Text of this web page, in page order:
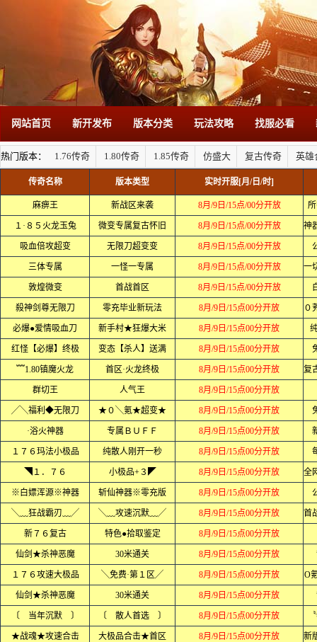
网站首页 新开发布 版本分类 玩法攻略 找服必看
热门版本： 1.76传奇 1.80传奇 1.85传奇 仿盛大 复古传奇 英雄
传奇名称 版本类型 实时开服[月/日/时]
麻痹王 新战区来袭 8月/9日/15点/00分开放
１·８５火龙玉兔 微变专属复古怀旧 8月/9日/15点/00分开放
吸血倍攻超变 无限刀超变变 8月/9日/15点/00分开放
三体专属 一怪一专属 8月/9日/15点/00分开放
敦煌微变 首战首区 8月/9日/15点/00分开放
殺神剑尊无限刀 零充毕业新玩法 8月/9日/15点00分开放
必爆●爱情吸血刀 新手村★狂爆大米 8月/9日/15点00分开放
红怪【必爆】终极 变态【杀人】送满 8月/9日/15点00分开放
﹌1.80镇魔火龙 首区·火龙终极 8月/9日/15点00分开放
群切王 人气王 8月/9日/15点00分开放
╱╲福利◆无限刀 ★０╲氪★超变★ 8月/9日/15点00分开放
·浴火神器 专属ＢＵＦＦ 8月/9日/15点00分开放
１７６玛法小极品 纯散人刚开一秒 8月/9日/15点00分开放
◥１．７６ 小极品+３◤ 8月/9日/15点00分开放
※白嫖浑源※神器 斩仙神器※零充版 8月/9日/15点00分开放
╲﹏狂战霸刃﹏╱ ╲﹏攻速沉默﹏╱ 8月/9日/15点00分开放
新７６复古 特色●拾取鉴定 8月/9日/15点00分开放
仙剑★杀神恶魔 30米通关 8月/9日/15点00分开放
１７６攻速大极品 ╲免费·第１区╱ 8月/9日/15点00分开放 O
仙剑★杀神恶魔 30米通关 8月/9日/15点00分开放
〔 当年沉默 〕 〔 散人首选 〕 8月/9日/15点00分开放
★战魂★攻速合击 大极品合击★首区 8月/9日/15点00分开放